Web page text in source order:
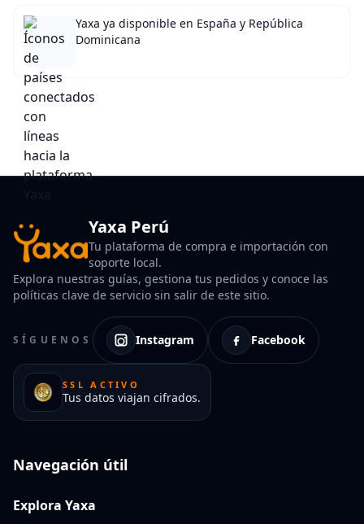
Yaxa ya disponible en España y República
Dominicana
Yaxa Perú
Tu plataforma de compra e importación con
soporte local.
Explora nuestras guías, gestiona tus pedidos y conoce las
políticas clave de servicio sin salir de este sitio.
SÍGUENOS Instagram Facebook
SSL ACTIVO
Tus datos viajan cifrados.
Navegación útil
Explora Yaxa